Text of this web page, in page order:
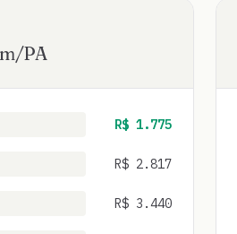
/PA
R$ 1.775
R$ 2.817
R$ 3.440